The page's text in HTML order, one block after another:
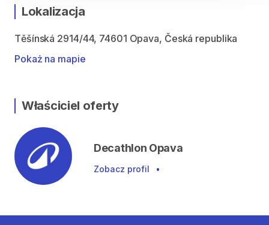
Lokalizacja
Těšínská 2914/44, 74601 Opava, Česká republika
Pokaż na mapie
Właściciel oferty
Decathlon Opava
Zobacz profil •